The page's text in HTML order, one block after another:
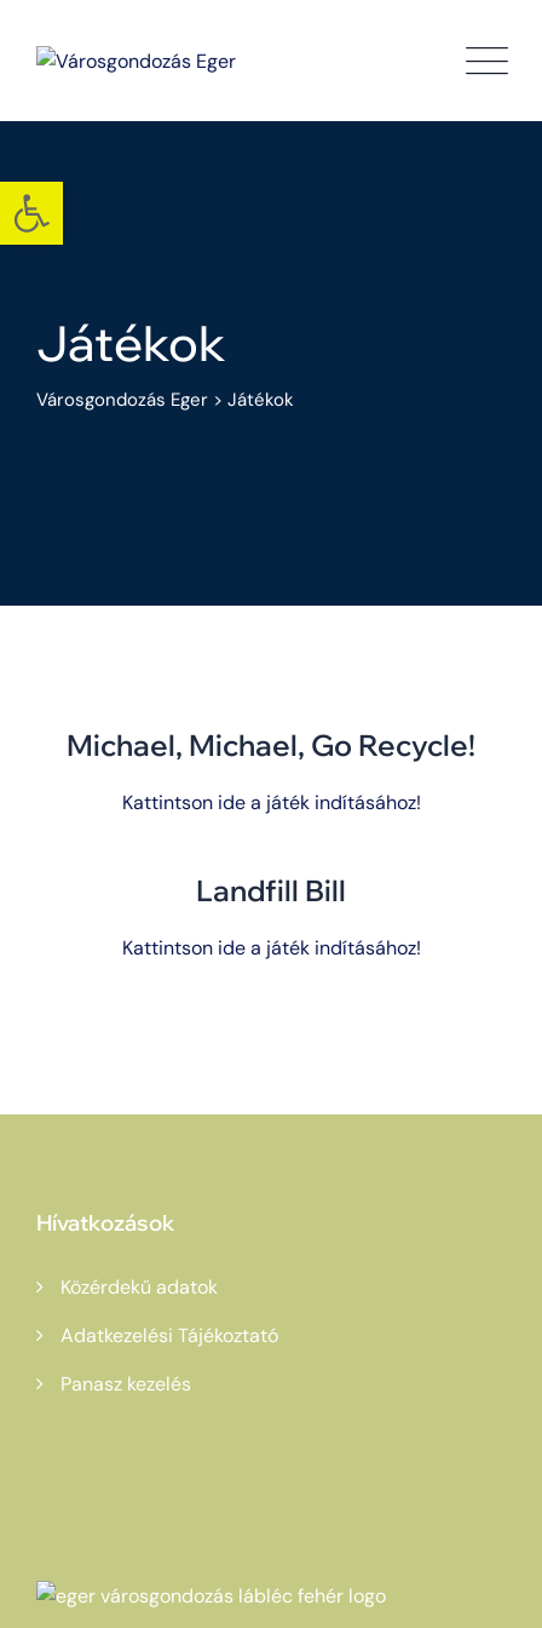
Eszköztár megnyitása
Játékok
Városgondozás Eger > Játékok
Michael, Michael, Go Recycle!
Kattintson ide a játék indításához!
Landfill Bill
Kattintson ide a játék indításához!
Hívatkozások
Közérdekű adatok
Adatkezelési Tájékoztató
Panasz kezelés